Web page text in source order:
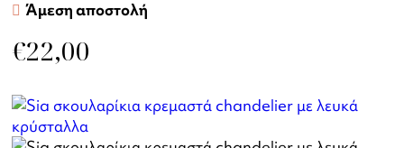
Άμεση αποστολή
€22,00